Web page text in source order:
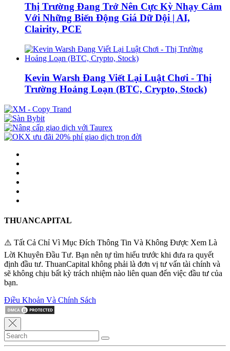
Thị Trường Đang Trở Nên Cực Kỳ Nhạy Cảm
Với Những Biến Động Giá Dữ Dội | AI,
Clairity, PCE
Kevin Warsh Đang Viết Lại Luật Chơi - Thị
Trường Hoảng Loạn (BTC, Crypto, Stock)
THUANCAPITAL
⚠️ Tất Cả Chỉ Vì Mục Đích Thông Tin Và Không Được Xem Là
Lời Khuyên Đầu Tư. Bạn nên tự tìm hiểu trước khi đưa ra quyết
định đầu tư. ThuanCapital không phải là đơn vị tư vấn tài chính và
sẽ không chịu bất kỳ trách nhiệm nào liên quan đến việc đầu tư của
bạn.
Điều Khoản Và Chính Sách